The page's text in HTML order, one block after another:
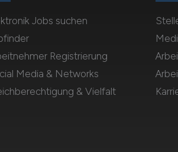
Jobs suchen
Registrierung
Media & Networks
& Vielfalt